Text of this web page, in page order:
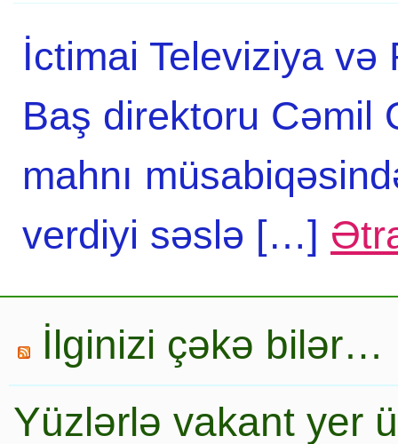
İctimai Televiziya və
Baş direktoru Cəmil
mahnı
verdiyi səslə […]
İlginizi çəkə bilər…
Yüzlərlə vakant yer